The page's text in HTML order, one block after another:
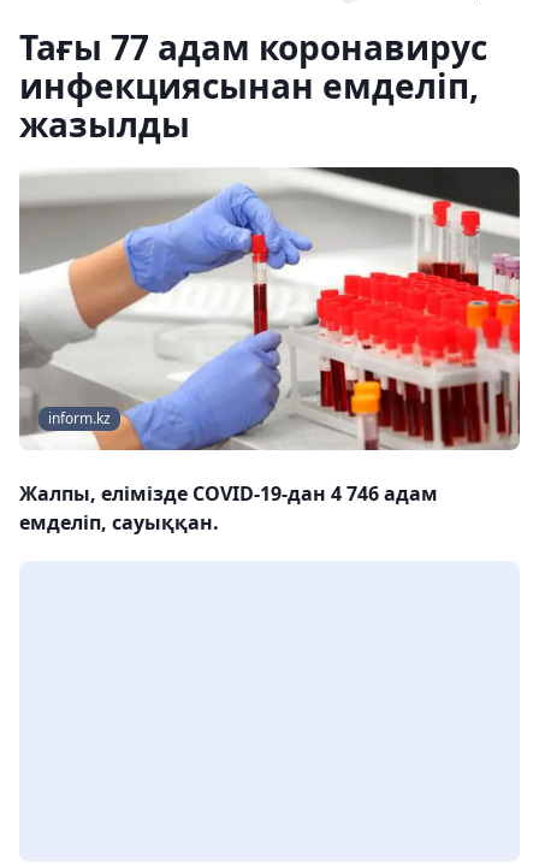
Тағы 77 адам коронавирус
инфекциясынан емделіп,
жазылды
inform.kz
Жалпы, елімізде COVID-19-дан 4 746 адам
емделіп, сауыққан.